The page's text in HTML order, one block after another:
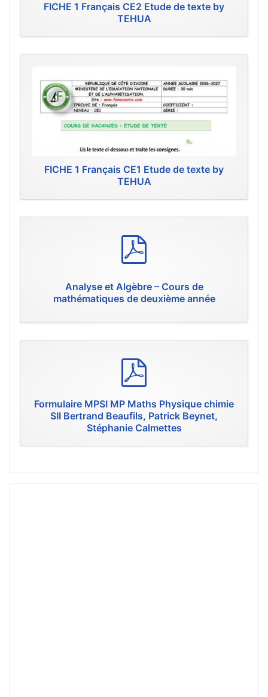
FICHE 1 Français CE2 Etude de texte by
TEHUA
FICHE 1 Français CE1 Etude de texte by
TEHUA
Analyse et Algèbre – Cours de
mathématiques de deuxième année
Formulaire MPSI MP Maths Physique chimie
SII Bertrand Beaufils, Patrick Beynet,
Stéphanie Calmettes